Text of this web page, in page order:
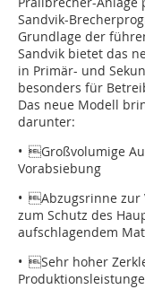
Sandvik-
Grundlage der
Sandvik bietet das
in Primär- und
besonders für
Das neue Modell
darunter:
• Großvolumige
Vorabsiebung
• Abzugsrinne zur
zum Schutz des
aufschlagendem
• Sehr hoher